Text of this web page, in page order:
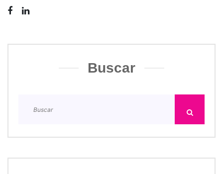
Buscar